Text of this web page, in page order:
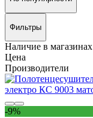
Фильтры
Наличие в магазинах
Цена
Производители
-9%